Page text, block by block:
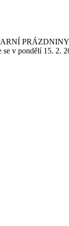
v pondělí 15. 2.